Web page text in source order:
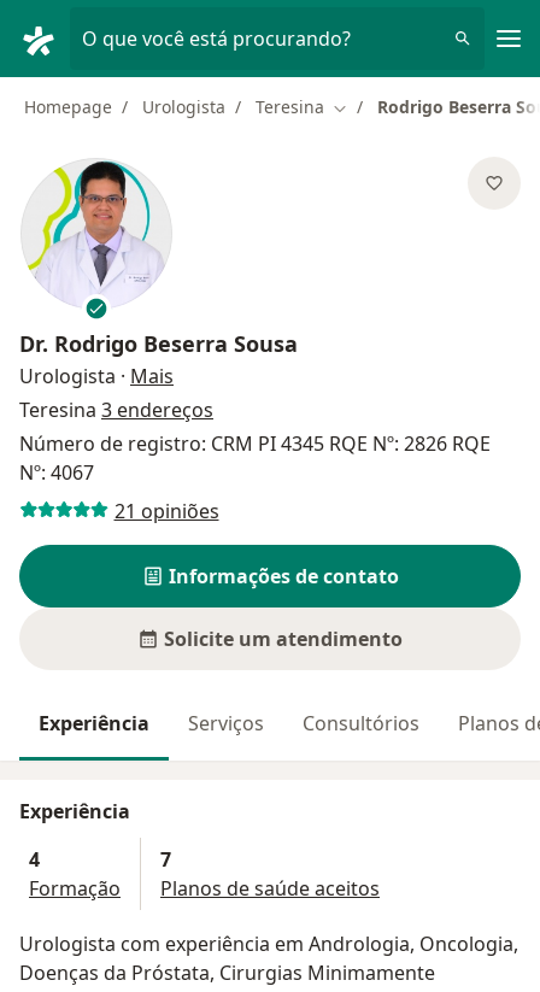
O que você está procurando?
Homepage Urologista Teresina Mudar de cidade
Rodrigo Beserra
Dr. Rodrigo Beserra Sousa
Urologista · Mais
Teresina 3 endereços
Número de registro: CRM PI 4345 RQE Nº: 2826 RQE
Nº: 4067
21 opiniões
Informações de contato
Solicite um atendimento
Experiência Serviços Consultórios Planos
Experiência
4
Formação
7
Planos de saúde aceitos
Urologista com experiência em Andrologia, Oncologia,
Doenças da Próstata, Cirurgias Minimamente